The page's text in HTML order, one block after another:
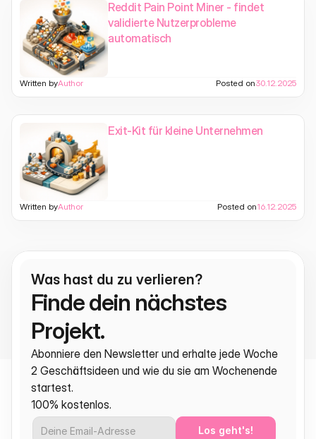
Reddit Pain Point Miner - findet
validierte Nutzerprobleme
automatisch
Written byAuthor Posted on30.12.2025
Exit-Kit für kleine Unternehmen
Written byAuthor Posted on16.12.2025
Was hast du zu verlieren?
Finde dein nächstes
Projekt.
Abonniere den Newsletter und erhalte jede Woche
2 Geschäftsideen und wie du sie am Wochenende
startest.
100% kostenlos.
Los geht's!